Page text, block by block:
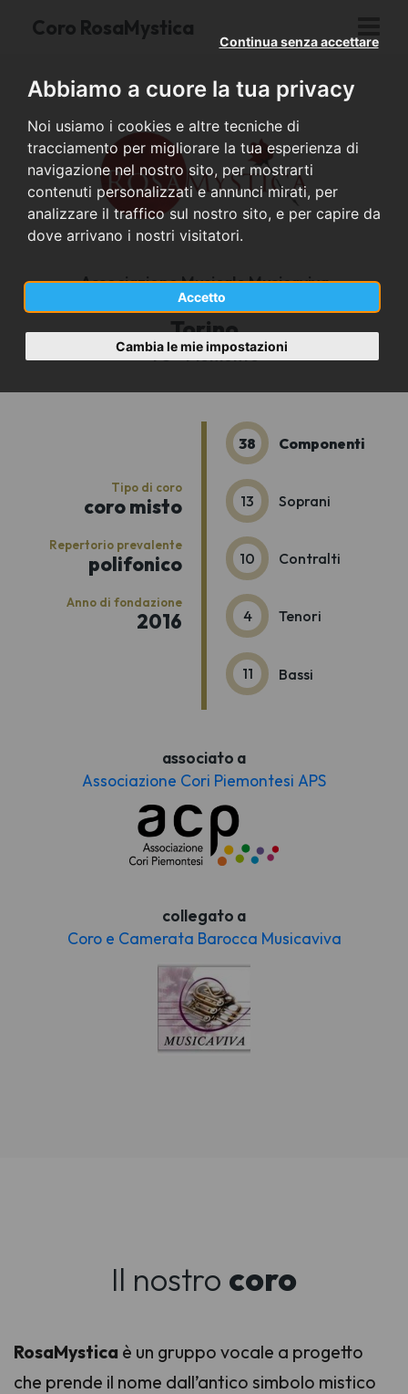
Abbiamo a cuore la tua privacy
Noi usiamo i cookies e altre tecniche di
tracciamento per migliorare la tua esperienza di
navigazione nel nostro sito, per mostrarti
contenuti personalizzati e annunci mirati, per
analizzare il traffico sul nostro sito, e per capire da
dove arrivano i nostri visitatori.
Accetto
Continua senza accettare
Cambia le mie impostazioni
Coro RosaMystica
Associazione Musicale Musicaviva
Torino
TO - Piemonte
Tipo di coro
coro misto
Repertorio prevalente
polifonico
Anno di fondazione
2016
38 Componenti
13 Soprani
10 Contralti
4 Tenori
11 Bassi
associato a
Associazione Cori Piemontesi APS
collegato a
Coro e Camerata Barocca Musicaviva
Il nostro coro
RosaMystica è un gruppo vocale a progetto
che prende il nome dall’antico simbolo mistico